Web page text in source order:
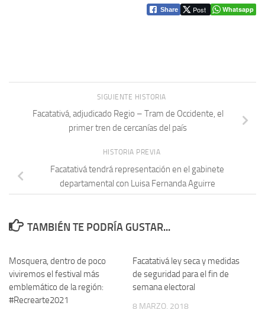
Share Post Whatsapp
SIGUIENTE HISTORIA
Facatativá, adjudicado Regio – Tram de Occidente, el
primer tren de cercanías del país
HISTORIA PREVIA
Facatativá tendrá representación en el gabinete
departamental con Luisa Fernanda Aguirre
TAMBIÉN TE PODRÍA GUSTAR...
Mosquera, dentro de poco
viviremos el festival más
emblemático de la región:
#Recrearte2021
Facatativá ley seca y medidas
de seguridad para el fin de
semana electoral
8 MARZO, 2018